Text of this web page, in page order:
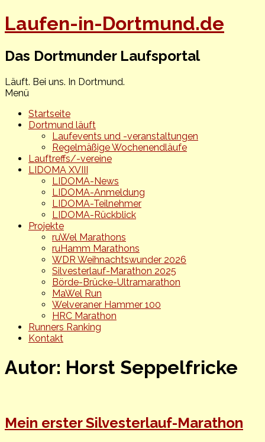
Laufen-in-Dortmund.de
Das Dortmunder Laufsportal
Läuft. Bei uns. In Dortmund.
Menü
Startseite
Dortmund läuft
Laufevents und -veranstaltungen
Regelmäßige Wochenendläufe
Lauftreffs/-vereine
LIDOMA XVIII
LIDOMA-News
LIDOMA-Anmeldung
LIDOMA-Teilnehmer
LIDOMA-Rückblick
Projekte
ruWel Marathons
ruHamm Marathons
WDR Weihnachtswunder 2026
Silvesterlauf-Marathon 2025
Börde-Brücke-Ultramarathon
MaWel Run
Welveraner Hammer 100
HRC Marathon
Runners Ranking
Kontakt
Autor: Horst Seppelfricke
Mein erster Silvesterlauf-Marathon